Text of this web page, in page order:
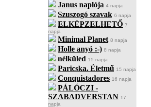
Janus naplója 4 napja
Szuszogó szavak 6 napja
ELKÉPZELHETŐ 7
napja
Minimal Planet 8 napja
Holle anyó :-) 8 napja
nélküled 15 napja
Paricska. Életmű 15 napja
Conquistadores 16 napja
PÁLÓCZI -
SZABADVERSTAN 17
napja